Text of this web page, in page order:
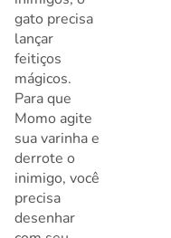
gato precisa
lançar
feitiços
mágicos.
Para que
Momo agite
sua varinha e
derrote o
inimigo, você
precisa
desenhar